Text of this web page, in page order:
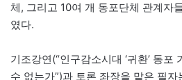
체, 그리고 10여 개 동포단체 관계자
였다.
기조강연(“인구감소시대 ‘귀환’ 동
수 없는가”)과 토론 좌장을 맡은 필